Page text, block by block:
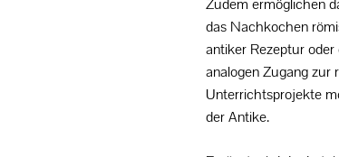
Zudem ermöglichen
das Nachkochen
antiker Rezeptur
analogen Zugang zur
Unterrichtsprojekte
der Antike.